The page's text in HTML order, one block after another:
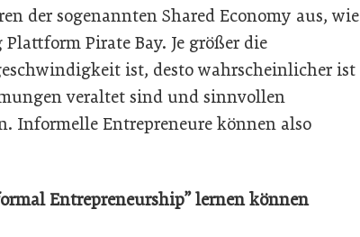
der sogenannten Shared Economy aus, wie
Pirate Bay. Je größer die
ist, desto wahrscheinlicher ist
veraltet sind und sinnvollen
Informelle Entrepreneure können also
Entrepreneurship” lernen können